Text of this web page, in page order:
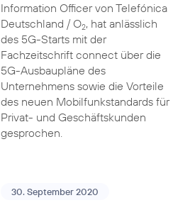
Information Officer von Telefónica
Deutschland / O2, hat anlässlich
des 5G-Starts mit der
Fachzeitschrift connect über die
5G-Ausbaupläne des
Unternehmens sowie die Vorteile
des neuen Mobilfunkstandards für
Privat- und Geschäftskunden
gesprochen.
30. September 2020